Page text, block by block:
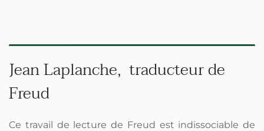
Jean Laplanche, traducteur de
Freud
Ce travail de lecture de Freud est indissociable de